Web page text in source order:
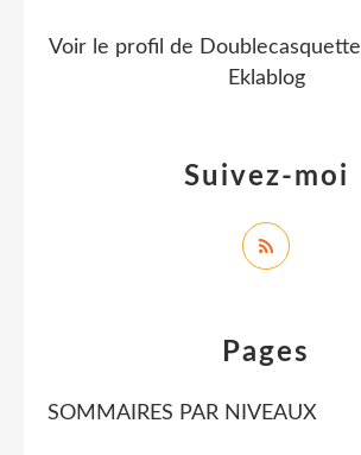
Pages
SOMMAIRES PAR NIVEAUX
Suivez-moi
Voir le profil de Doublecasquette
Eklablog